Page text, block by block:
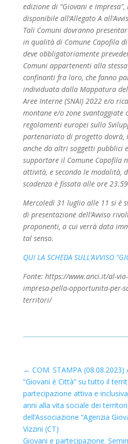
edizione di “Giovani e
disponibile all’Allegato A
Tali Comuni dovranno
in qualità di Comune Capofila
deve obbligatoriamente
Comuni appartenenti alla
confinanti fra loro, che fanno
individuata dalla Mappatura
Aree Interne (SNAI) 2022 e/o
montane e/o zone svantaggiate
regolamenti europei sullo
partenariato di progetto dovrà,
anche da altri soggetti pubblici
supportare il Comune Capofila
attività, e secondo le modalità,
scadenza è fissata alle ore
Mercoledì 31 luglio alle 11 si è
di presentazione dell’Avviso
proponenti, a cui verrà data
tal senso.
QUI LA SCHEDA SULL’AVVISO
Fonte: https://www.anci.it/al-
impresa-pella-opportunita-per-
territori/
← COM. STAMPA
“Giovani è Città” su tutto il
partecipazione attiva e
anni alla vita sociale dei
dell’Associazione “Agenzia
Vizzini (CT)
Giovani e partecipazione.